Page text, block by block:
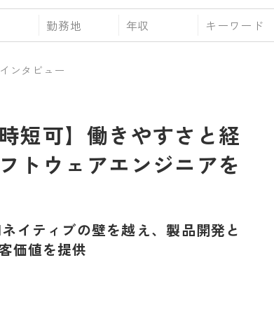
勤務地 年収
インタビュー
短可】働きやすさと経
トウェアエンジニアを
イティブの壁を越え、製品開発と
価値を提供